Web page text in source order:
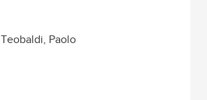
Teobaldi, Paolo